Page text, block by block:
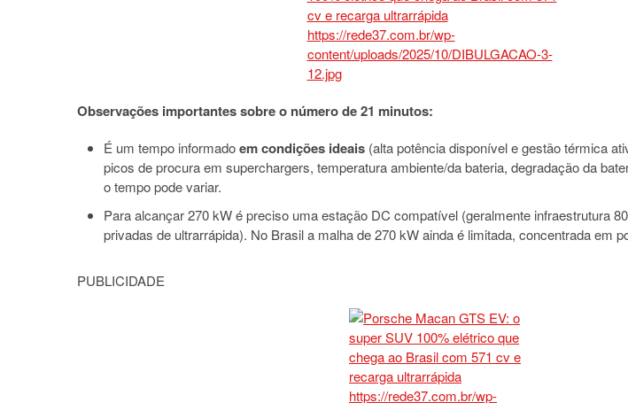
Observações importantes sobre o número de 21 minutos:
É um tempo informadoem condições ideais (alta potência disponível e gestão térmica
picos de procura em superchargers, temperatura ambiente/da bateria, degradação da
o tempo pode variar.
Para alcançar 270 kW é preciso uma estação DC compatível (geralmente infraestrutura
privadas de ultrarrápida). No Brasil a malha de 270 kW ainda é limitada, concentrada em
PUBLICIDADE